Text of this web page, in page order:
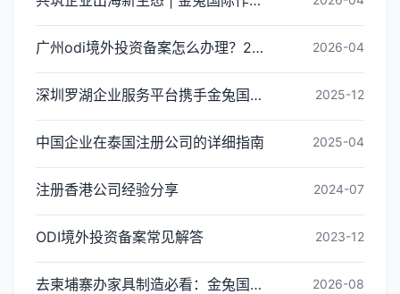
广州odi境外投资备案怎么办理？2026年最新流程详解 2026-04
深圳罗湖企业服务平台携手金兔国际ODI备案专家,共建跨境出海全链条服务新生态 2025-12
中国企业在泰国注册公司的详细指南 2025-04
注册香港公司经验分享 2024-07
ODI境外投资备案常见解答 2023-12
去柬埔寨办家具制造必看：金兔国际ODI备案代办服务机构甄选全攻略 2026-08